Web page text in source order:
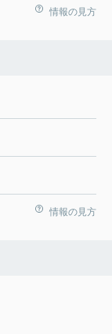
情報の見方
情報の見方